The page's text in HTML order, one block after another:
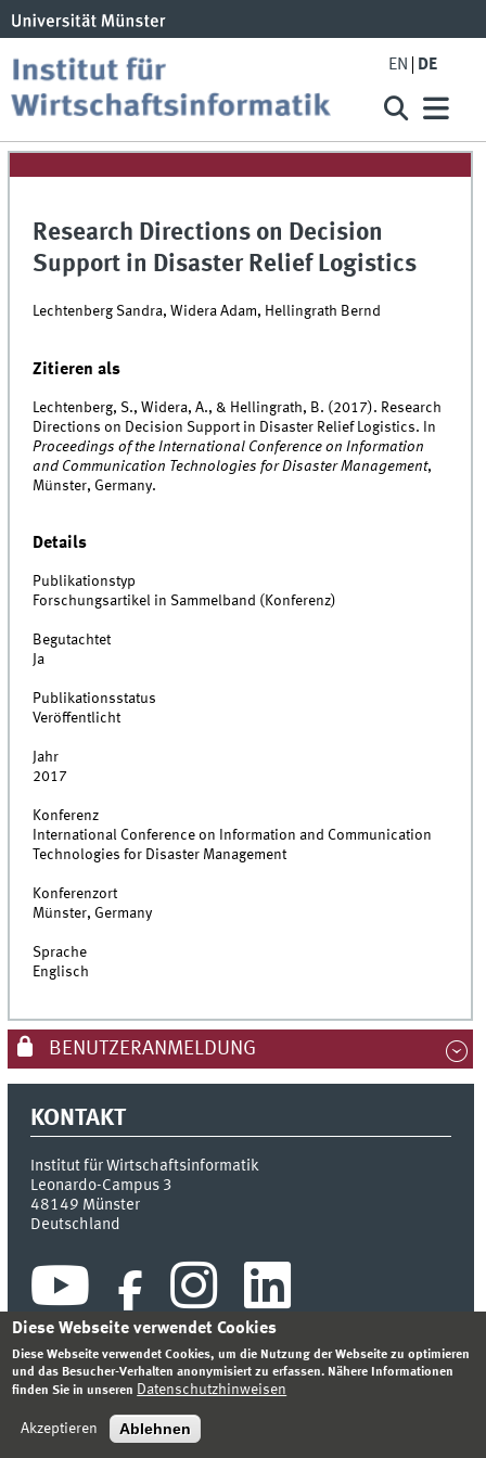
EN DE
Research Directions on Decision
Support in Disaster Relief Logistics
Lechtenberg Sandra, Widera Adam, Hellingrath Bernd
Zitieren als
Lechtenberg, S., Widera, A., & Hellingrath, B. (2017). Research
Directions on Decision Support in Disaster Relief Logistics. In
Proceedings of the International Conference on Information
and Communication Technologies for Disaster Management,
Münster, Germany.
Details
Publikationstyp
Forschungsartikel in Sammelband (Konferenz)
Begutachtet
Ja
Publikationsstatus
Veröffentlicht
Jahr
2017
Konferenz
International Conference on Information and Communication
Technologies for Disaster Management
Konferenzort
Münster, Germany
Sprache
Englisch
BENUTZERANMELDUNG
KONTAKT
Institut für Wirtschaftsinformatik
Leonardo-Campus 3
48149 Münster
Deutschland
DATENSCHUTZHINWEIS
Diese Webseite verwendet Cookies
Diese Webseite verwendet Cookies, um die Nutzung der Webseite zu optimieren
und das Besucher-Verhalten anonymisiert zu erfassen. Nähere Informationen
finden Sie in unseren Datenschutzhinweisen
Akzeptieren Ablehnen